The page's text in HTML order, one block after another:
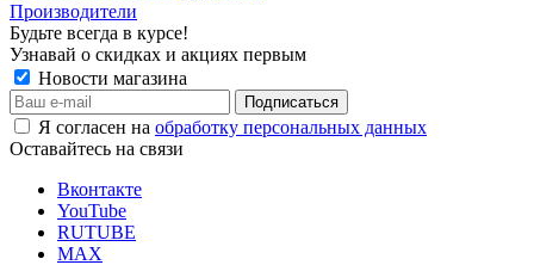
Производители
Будьте всегда в курсе!
Узнавай о скидках и акциях первым
Новости магазина
Я согласен на обработку персональных данных
Оставайтесь на связи
Вконтакте
YouTube
RUTUBE
MAX